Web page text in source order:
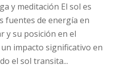
y meditación El sol es
fuentes de energía en
y su posición en el
impacto significativo en
el sol transita...